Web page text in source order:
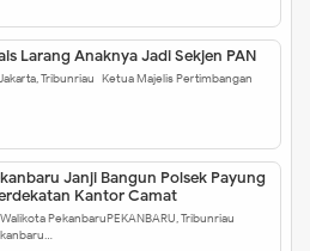
Larang Anaknya Jadi Sekjen PAN
Tribunriau- Ketua Majelis Pertimbangan
Janji Bangun Polsek Payung
Kantor Camat
PekanbaruPEKANBARU, Tribunriau-